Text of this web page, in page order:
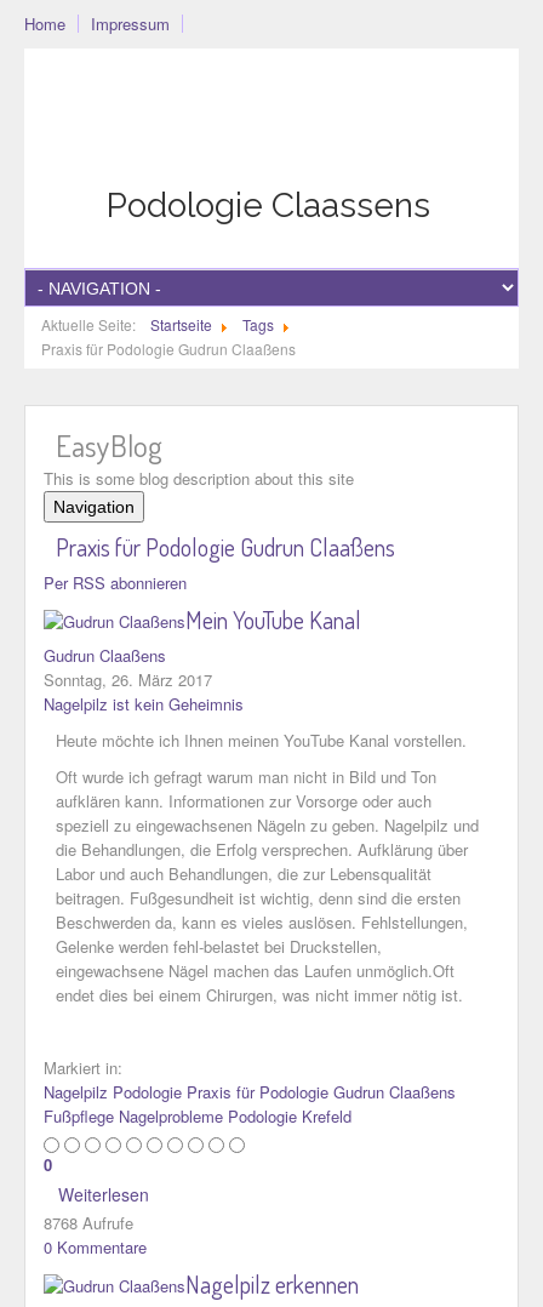
Home Impressum
Podologie Claassens
Aktuelle Seite: Startseite
Tags
Praxis für Podologie Gudrun Claaßens
EasyBlog
This is some blog description about this site
Navigation
Home
Kategorien
Tags
Team-Blogs
Archivierte Beiträge
Kalender
Updates abonnieren
Feed abonnieren
Praxis für Podologie Gudrun Claaßens
Per RSS abonnieren
Mein YouTube Kanal
Gudrun Claaßens
Sonntag, 26. März 2017
Nagelpilz ist kein Geheimnis
Heute möchte ich Ihnen meinen YouTube Kanal vorstellen.
Oft wurde ich gefragt warum man nicht in Bild und Ton
aufklären kann. Informationen zur Vorsorge oder auch
speziell zu eingewachsenen Nägeln zu geben. Nagelpilz und
die Behandlungen, die Erfolg versprechen. Aufklärung über
Labor und auch Behandlungen, die zur Lebensqualität
beitragen. Fußgesundheit ist wichtig, denn sind die ersten
Beschwerden da, kann es vieles auslösen. Fehlstellungen,
Gelenke werden fehl-belastet bei Druckstellen,
eingewachsene Nägel machen das Laufen unmöglich.Oft
endet dies bei einem Chirurgen, was nicht immer nötig ist.
Markiert in:
Nagelpilz Podologie Praxis für Podologie Gudrun Claaßens
Fußpflege Nagelprobleme Podologie Krefeld
0
Weiterlesen
8768 Aufrufe
0 Kommentare
Nagelpilz erkennen